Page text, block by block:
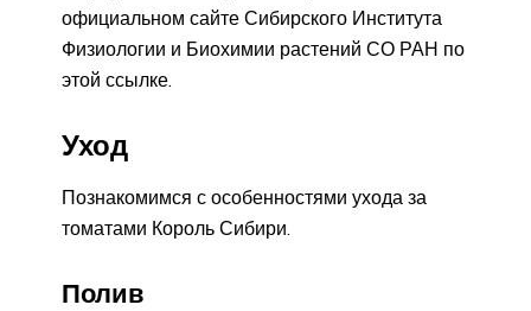
официальном сайте Сибирского Института
Физиологии и Биохимии растений СО РАН по
этой ссылке.
Уход
Познакомимся с особенностями ухода за
томатами Король Сибири.
Полив